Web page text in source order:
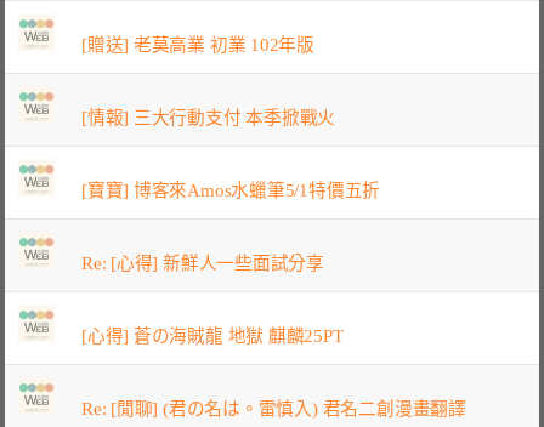
[贈送] 老莫高業 初業 102年版
[情報] 三大行動支付 本季掀戰火
[寶寶] 博客來Amos水蠟筆5/1特價五折
Re: [心得] 新鮮人一些面試分享
[心得] 蒼の海賊龍 地獄 麒麟25PT
Re: [閒聊] (君の名は。雷慎入) 君名二創漫畫翻譯